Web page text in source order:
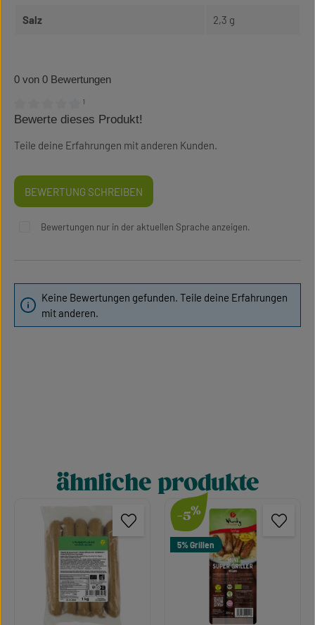
Salz 2,3 g
0 von 0 Bewertungen
Durchschnittliche Bewertung von 0 von 5 Sternen
¹
Bewerte dieses Produkt!
Teile deine Erfahrungen mit anderen Kunden.
BEWERTUNG SCHREIBEN
Bewertungen nur in der aktuellen Sprache anzeigen.
Keine Bewertungen gefunden. Teile deine Erfahrungen
mit anderen.
Produktgalerie überspringen
ähnliche produkte
-5%
5% Grillen